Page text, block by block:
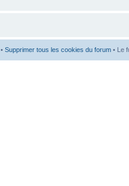
• Supprimer tous les cookies du forum • Le